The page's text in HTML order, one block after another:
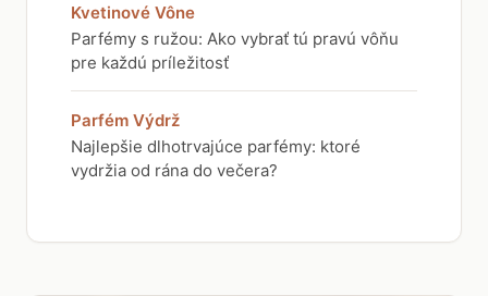
Kvetinové Vône
Parfémy s ružou: Ako vybrať tú pravú vôňu
pre každú príležitosť
Parfém Výdrž
Najlepšie dlhotrvajúce parfémy: ktoré
vydržia od rána do večera?